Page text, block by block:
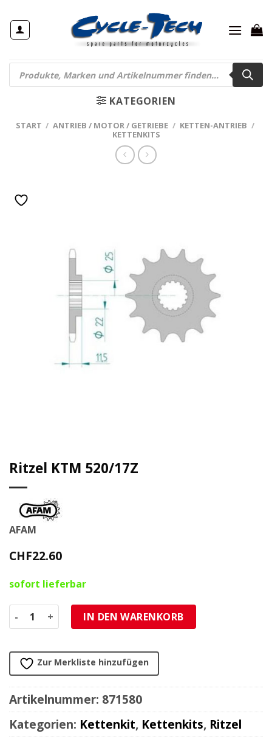
Inhalt
springen
Products
search
KATEGORIEN
START / ANTRIEB / MOTOR / GETRIEBE / KETTEN-ANTRIEB /
KETTENKITS
Ritzel KTM 520/17Z
AFAM
CHF22.60
sofort lieferbar
Ritzel KTM 520/17Z MengeIN DEN WARENKORB
Zur Merkliste hinzufügen
Artikelnummer: 871580
Kategorien: Kettenkit, Kettenkits, Ritzel